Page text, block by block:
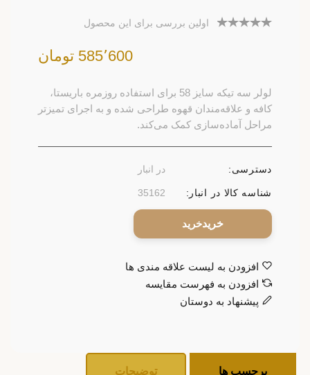
اولین بررسی برای این محصول
585٬600 تومان
لولر سه تیکه سایز 58 برای استفاده روزمره باریستا،
کافه و علاقه‌مندان قهوه طراحی شده و به اجرای تمیزتر
مراحل آماده‌سازی کمک می‌کند.
دسترسی: در انبار
شناسه کالا در انبار: 35162
خرید
افزودن به لیست علاقه مندی ها
افزودن به فهرست مقایسه
پیشنهاد به دوستان
توضیحات برچسب ها